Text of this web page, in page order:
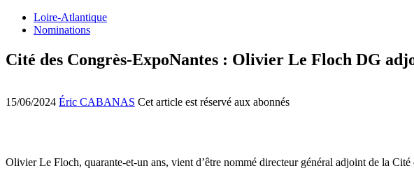
Loire-Atlantique
Nominations
Cité des Congrès-ExpoNantes : Olivier Le Floch DG
15/06/2024 Éric CABANAS Cet article est réservé aux abonnés
Olivier Le Floch, quarante-et-un ans, vient d’être nommé directeur général adjoint de la Cité